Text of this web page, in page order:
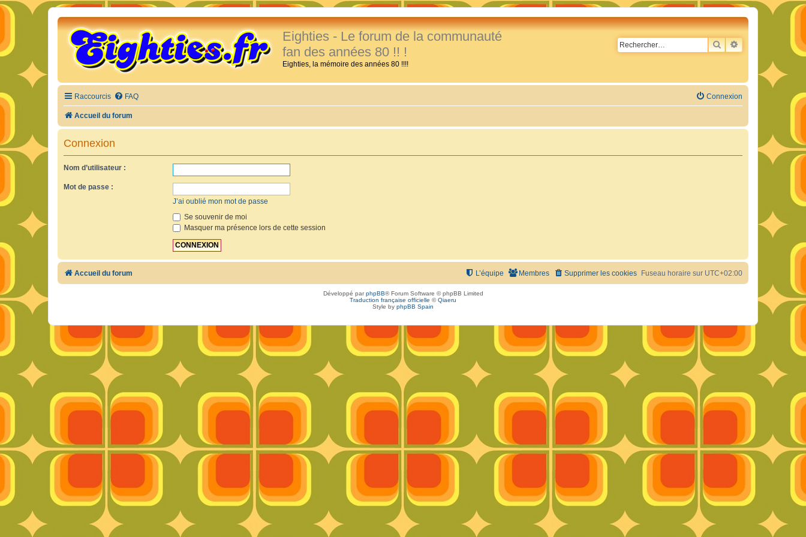
Eighties - Le forum de la communauté
fan des années 80 !! !
Eighties, la mémoire des années 80 !!!!
RECHERCHER
RECHERCHE
Raccourcis FAQ Connexion
Accueil du forum
Connexion
Nom d’utilisateur :
Mot de passe :
J’ai oublié mon mot de passe
Se souvenir de moi
Masquer ma présence lors de cette session
Accueil du forum Fuseau horaire sur UTC+02:00
Supprimer les cookies
Membres
L’équipe
Développé parphpBB® Forum Software © phpBB Limited
Traduction française officielle ©Qiaeru
Style by phpBB Spain